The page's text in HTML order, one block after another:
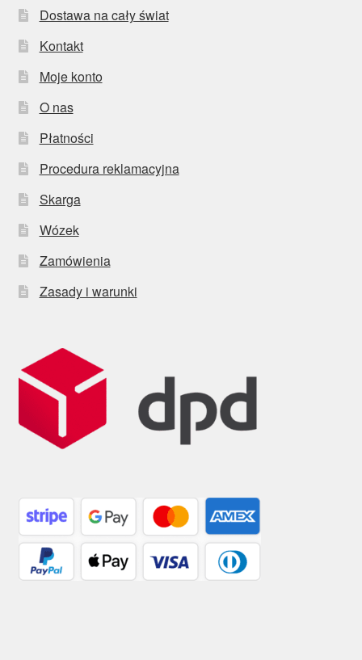
Dostawa na cały świat
Kontakt
Moje konto
O nas
Płatności
Procedura reklamacyjna
Skarga
Wózek
Zamówienia
Zasady i warunki